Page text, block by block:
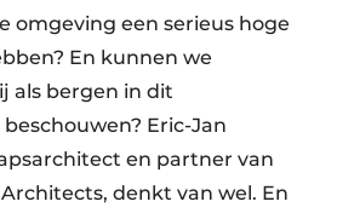
omgeving een serieus hoge
En kunnen we
als bergen in dit
Eric-Jan
en partner van
denkt van wel. En